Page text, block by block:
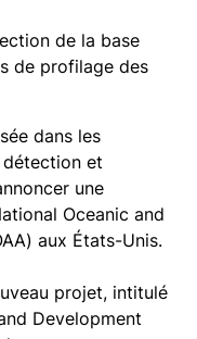
de la base
de profilage des
dans les
détection et
une
Oceanic and
aux États-Unis.
projet, intitulé
Development